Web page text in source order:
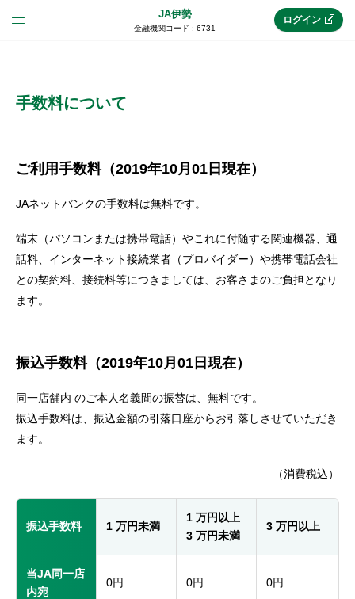
JA伊勢
金融機関コード : 6731
(法人JAネットバンク)
メリット
セキュリティ
使い方
ログイン
手数料について
ご利用手数料（2019年10月01日現在）
JAネットバンクの手数料は無料です。
端末（パソコンまたは携帯電話）やこれに付随する関連機器、通
話料、インターネット接続業者（プロバイダー）や携帯電話会社
との契約料、接続料等につきましては、お客さまのご負担となり
ます。
振込手数料（2019年10月01日現在）
同一店舗内 のご本人名義間の振替は、無料です。
振込手数料は、振込金額の引落口座からお引落しさせていただき
ます。
（消費税込）
振込手数料 1 万円未満
1 万円以上
3 万円未満
3 万円以上
当JA同一店
内宛
0円 0円 0円